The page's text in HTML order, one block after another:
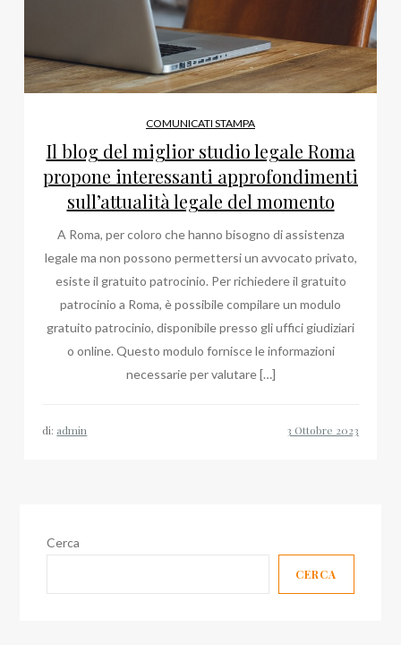
COMUNICATI STAMPA
Il blog del miglior studio legale Roma
propone interessanti approfondimenti
sull’attualità legale del momento
A Roma, per coloro che hanno bisogno di assistenza
legale ma non possono permettersi un avvocato privato,
esiste il gratuito patrocinio. Per richiedere il gratuito
patrocinio a Roma, è possibile compilare un modulo
gratuito patrocinio, disponibile presso gli uffici giudiziari
o online. Questo modulo fornisce le informazioni
necessarie per valutare […]
di: admin
Cerca
CERCA